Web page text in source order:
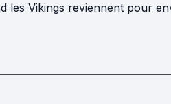
les Vikings reviennent pour